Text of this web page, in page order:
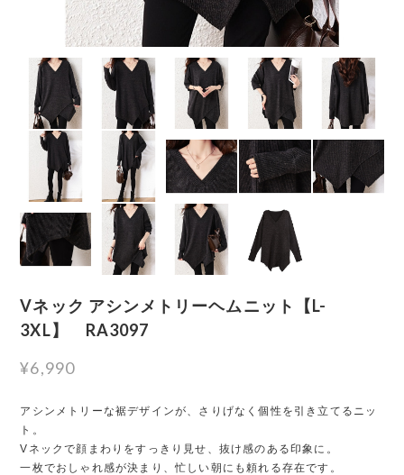
Vネック アシンメトリーヘムニット【L-
3XL】 RA3097
¥6,990
アシンメトリーな裾デザインが、さりげなく個性を引き立てるニッ
ト。
Vネックで顔まわりをすっきり見せ、抜け感のある印象に。
一枚でおしゃれ感が決まり、忙しい朝にも頼れる存在です。